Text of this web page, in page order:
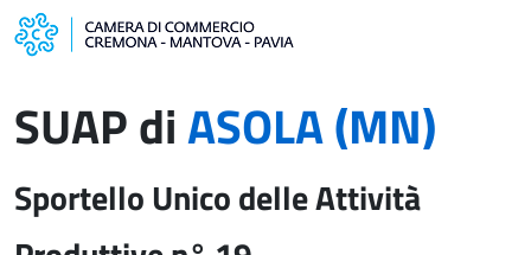
SUAP diASOLA (MN)
Sportello Unico delle Attività